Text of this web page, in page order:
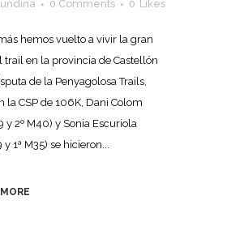
0 Comments 0 Likes
hemos vuelto a vivir la gran
trail en la provincia de Castellón
de la Penyagolosa Trails,
la CSP de 106K, Dani Colom
y 2º M40) y Sonia Escuriola
y 1ª M35) se hicieron...